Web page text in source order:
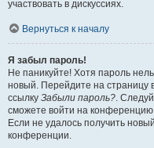
участвовать в дискуссиях.
Вернуться к началу
Я забыл пароль!
Не паникуйте! Хотя пароль
новый. Перейдите на
ссылку Забыли пароль?.
сможете войти на
Если не удалось получить
конференции.